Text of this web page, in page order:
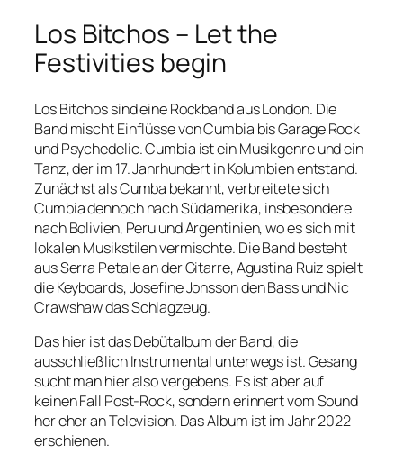
Los Bitchos – Let the
Festivities begin
Los Bitchos sind eine Rockband aus London. Die
Band mischt Einflüsse von Cumbia bis Garage Rock
und Psychedelic. Cumbia ist ein Musikgenre und ein
Tanz, der im 17. Jahrhundert in Kolumbien entstand.
Zunächst als Cumba bekannt, verbreitete sich
Cumbia dennoch nach Südamerika, insbesondere
nach Bolivien, Peru und Argentinien, wo es sich mit
lokalen Musikstilen vermischte. Die Band besteht
aus Serra Petale an der Gitarre, Agustina Ruiz spielt
die Keyboards, Josefine Jonsson den Bass und Nic
Crawshaw das Schlagzeug.
Das hier ist das Debütalbum der Band, die
ausschließlich Instrumental unterwegs ist. Gesang
sucht man hier also vergebens. Es ist aber auf
keinen Fall Post-Rock, sondern erinnert vom Sound
her eher an Television. Das Album ist im Jahr 2022
erschienen.